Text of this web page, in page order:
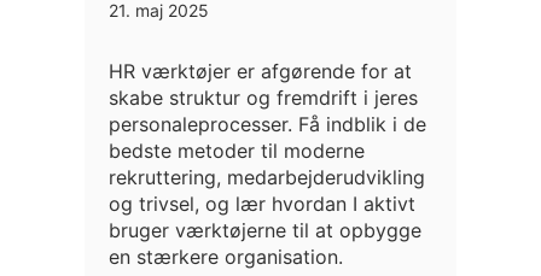
21. maj 2025
HR værktøjer er afgørende for at
skabe struktur og fremdrift i jeres
personaleprocesser. Få indblik i de
bedste metoder til moderne
rekruttering, medarbejderudvikling
og trivsel, og lær hvordan I aktivt
bruger værktøjerne til at opbygge
en stærkere organisation.